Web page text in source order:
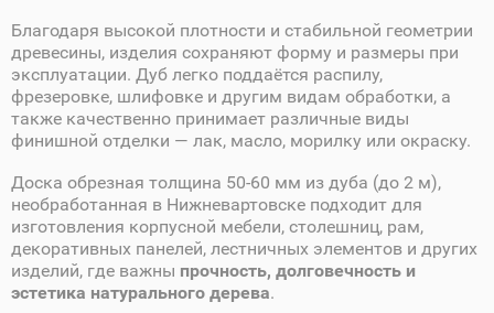
Благодаря высокой плотности и стабильной геометрии
древесины, изделия сохраняют форму и размеры при
эксплуатации. Дуб легко поддаётся распилу,
фрезеровке, шлифовке и другим видам обработки, а
также качественно принимает различные виды
финишной отделки — лак, масло, морилку или окраску.
Доска обрезная толщина 50-60 мм из дуба (до 2 м),
необработанная в Нижневартовске подходит для
изготовления корпусной мебели, столешниц, рам,
декоративных панелей, лестничных элементов и других
изделий, где важны прочность, долговечность и
эстетика натурального дерева.